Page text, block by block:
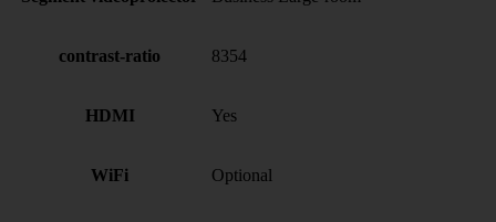
contrast-ratio 8354
HDMI Yes
WiFi Optional